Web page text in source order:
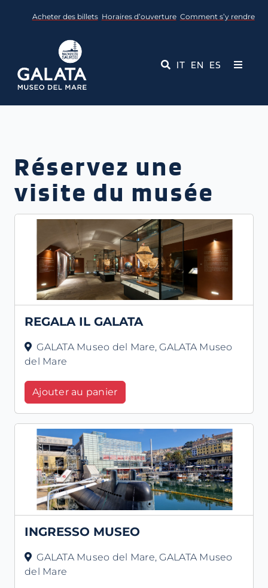
Acheter des billets Horaires d’ouverture Comment s’y rendre
IT EN ES
Toggle
Services éducatifs
Contact
Réservez une
visite du musée
REGALA IL GALATA
GALATA Museo del Mare, GALATA Museo
del Mare
Ajouter au panier
INGRESSO MUSEO
GALATA Museo del Mare, GALATA Museo
del Mare